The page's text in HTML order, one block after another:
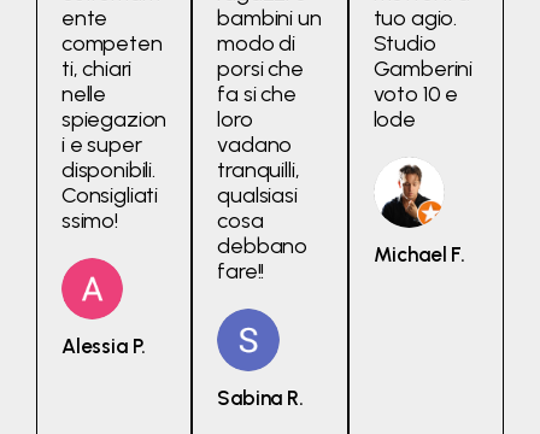
ente
competen
ti, chiari
nelle
spiegazion
i e super
disponibili.
Consigliati
ssimo!
Alessia P.
bambini un
modo di
porsi che
fa si che
loro
vadano
tranquilli,
qualsiasi
cosa
debbano
fare!!
Sabina R.
tuo agio.
Studio
Gamberini
voto 10 e
lode
Michael F.